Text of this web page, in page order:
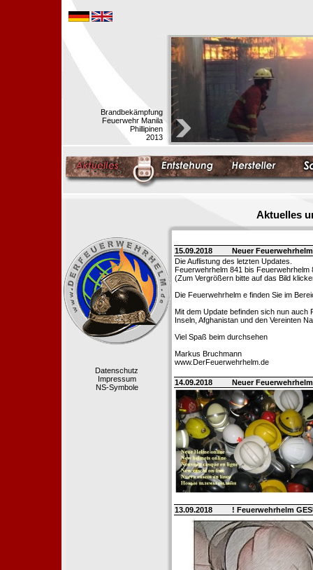
Brandbekämpfung
Feuerwehr Manila
Phillipinen
2013
Aktuelles
Datenschutz
Impressum
NS-Symbole
15.09.2018
Neuer
Die Auflistung des letzten Updates.
Feuerwehrhelm 841 bis Feuerwehrhelm
(Zum Vergrößern bitte auf das Bild
Die Feuerwehrhelm e finden Sie im
Mit dem Update befinden sich nun auch
Inseln, Afghanistan und den Vereinten
Viel Spaß beim durchsehen
Markus Bruchmann
www.DerFeuerwehrhelm.de
14.09.2018 Neuer
13.09.2018 ! Feuerwehrhelm